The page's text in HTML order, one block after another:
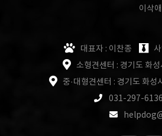
이삭
대표자 : 이찬종
소형견센터 : 경기도 화
중·대형견센터 : 경기도 화
031-297-